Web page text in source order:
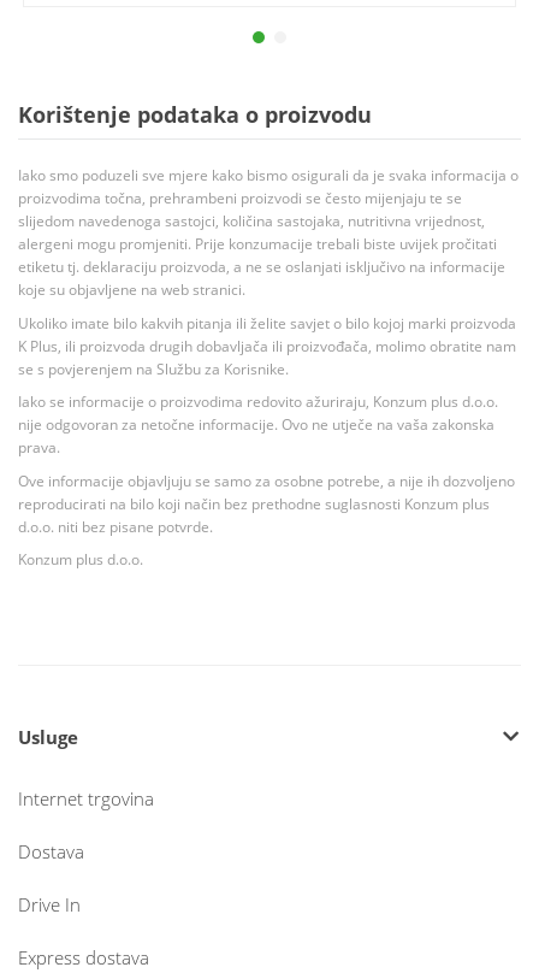
Korištenje podataka o proizvodu
Iako smo poduzeli sve mjere kako bismo osigurali da je svaka informacija o
proizvodima točna, prehrambeni proizvodi se često mijenjaju te se
slijedom navedenoga sastojci, količina sastojaka, nutritivna vrijednost,
alergeni mogu promjeniti. Prije konzumacije trebali biste uvijek pročitati
etiketu tj. deklaraciju proizvoda, a ne se oslanjati isključivo na informacije
koje su objavljene na web stranici.
Ukoliko imate bilo kakvih pitanja ili želite savjet o bilo kojoj marki proizvoda
K Plus, ili proizvoda drugih dobavljača ili proizvođača, molimo obratite nam
se s povjerenjem na Službu za Korisnike.
Iako se informacije o proizvodima redovito ažuriraju, Konzum plus d.o.o.
nije odgovoran za netočne informacije. Ovo ne utječe na vaša zakonska
prava.
Ove informacije objavljuju se samo za osobne potrebe, a nije ih dozvoljeno
reproducirati na bilo koji način bez prethodne suglasnosti Konzum plus
d.o.o. niti bez pisane potvrde.
Konzum plus d.o.o.
Usluge
Internet trgovina
Dostava
Drive In
Express dostava